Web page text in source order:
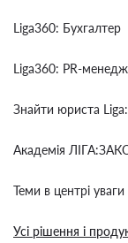
Liga360: Бухгалтер
Liga360: PR-
Знайти юриста
Академія
Теми в центрі уваги
Усі рішення і